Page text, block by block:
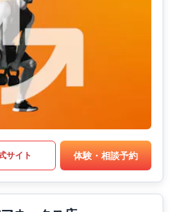
サイト 体験・相談予約